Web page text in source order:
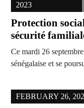
2023
Protection
sécurité
Ce mardi 26
sénégalaise et se
FEBRUARY 26,